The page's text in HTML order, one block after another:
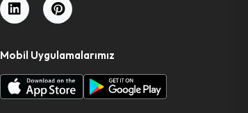
Mobil Uygulamalarımız